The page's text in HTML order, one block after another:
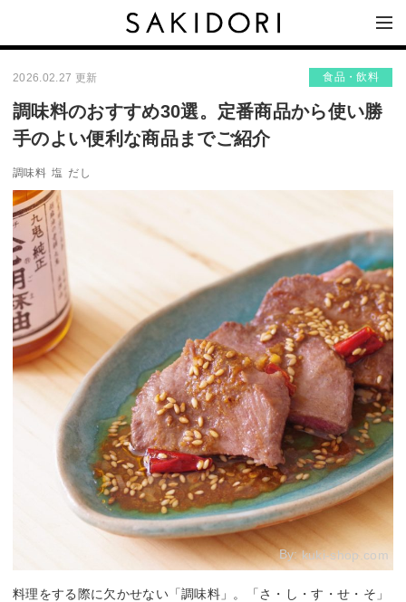
2026.02.27 更新 食品・飲料
調味料のおすすめ30選。定番商品から使い勝
手のよい便利な商品までご紹介
調味料 塩 だし
By:kuki-shop.com
料理をする際に欠かせない「調味料」。「さ・し・す・せ・そ」